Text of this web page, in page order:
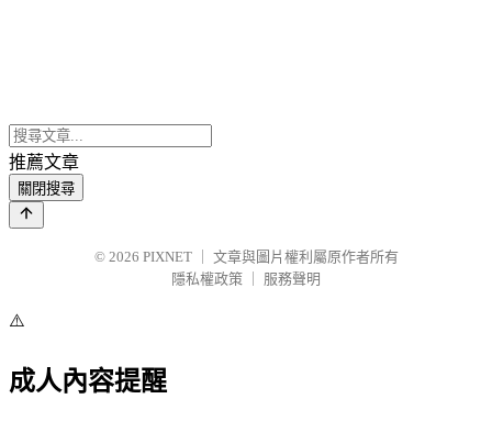
推薦文章
關閉搜尋
© 2026 PIXNET
文章與圖片權利屬原作者所有
隱私權政策
服務聲明
⚠️
成人內容提醒